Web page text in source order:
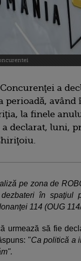
a
perioadă,
la finele
a declarat, luni,
pe zona de
în spaţiul
114 (OUG
urmează să fie
"Ca politică a